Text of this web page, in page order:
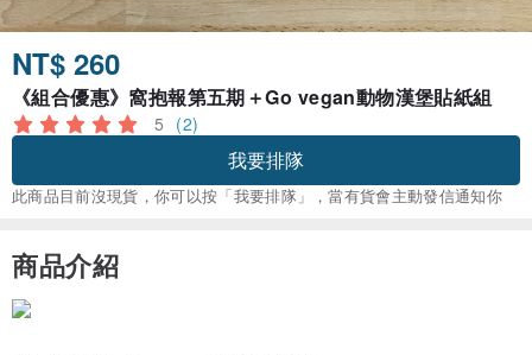
NT$ 260
《組合優惠》窩抱報第五期＋Go vegan動物漢堡貼紙組
5 (2)
我要排隊
此商品目前沒現貨，你可以按「我要排隊」，當有貨會主動發信通知你
商品介紹